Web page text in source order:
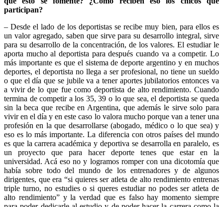
participan?
– Desde el lado de los deportistas se recibe muy bien, para ellos es
un valor agregado, saben que sirve para su desarrollo integral, sirve
para su desarrollo de la concentración, de los valores. El estudiar le
aporta mucho al deportista para después cuando va a competir. Lo
más importante es que el sistema de deporte argentino y en muchos
deportes, el deportista no llega a ser profesional, no tiene un sueldo
o que el día que se jubile va a tener aportes jubilatorios entonces va
a vivir de lo que fue como deportista de alto rendimiento. Cuando
termina de competir a los 35, 39 o lo que sea, el deportista se queda
sin la beca que recibe en Argentina, que además le sirve solo para
vivir en el día y en este caso lo valora mucho porque van a tener una
profesión en la que desarrollarse (abogado, médico o lo que sea) y
eso es lo más importante. La diferencia con otros países del mundo
es que la carrera académica y deportiva se desarrolla en paralelo, es
un proyecto que para hacer deporte tenes que estar en la
universidad. Acá eso no y logramos romper con una dicotomía que
había sobre todo del mundo de los entrenadores y de algunos
dirigentes, que era “si quieres ser atleta de alto rendimiento entrenas
triple turno, no estudies o si queres estudiar no podes ser atleta de
alto rendimiento” y la verdad que es falso hay momento siempre